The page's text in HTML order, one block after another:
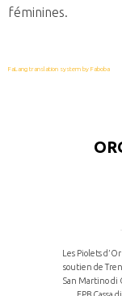
féminines.
FaLang translation system by Faboba
Les Piolets
soutien de
San Martino di